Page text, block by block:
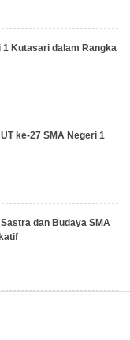
1 Kutasari dalam Rangka
ke-27 SMA Negeri 1
dan Budaya SMA